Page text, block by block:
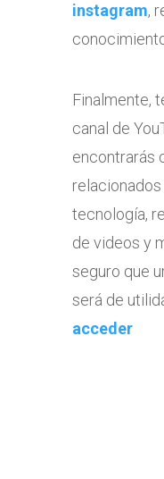
instagram,
Finalmente,
canal de
encontrarás
tecnología,
de videos y
seguro que
será de
acceder